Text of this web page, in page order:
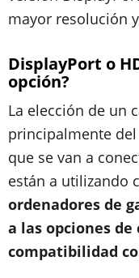
mayor resolución
DisplayPort o
opción?
La elección de un
principalmente
que se van a
están a utilizando
ordenadores de
a las opciones
compatibilidad